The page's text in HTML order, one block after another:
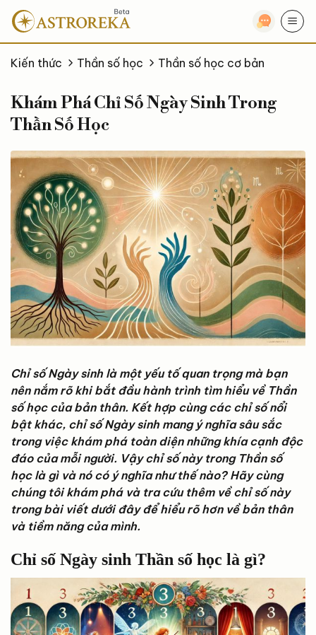
qua
nội
dungKiến thức Thần số học Thần số học cơ bản
Khám Phá Chỉ Số Ngày Sinh Trong
Thần Số Học
Chỉ số Ngày sinh là một yếu tố quan trọng mà bạn
nên nắm rõ khi bắt đầu hành trình tìm hiểu về Thần
số học của bản thân. Kết hợp cùng các chỉ số nổi
bật khác, chỉ số Ngày sinh mang ý nghĩa sâu sắc
trong việc khám phá toàn diện những khía cạnh độc
đáo của mỗi người. Vậy chỉ số này trong Thần số
học là gì và nó có ý nghĩa như thế nào? Hãy cùng
chúng tôi khám phá và tra cứu thêm về chỉ số này
trong bài viết dưới đây để hiểu rõ hơn về bản thân
và tiềm năng của mình.
Chỉ số Ngày sinh Thần số học là gì?